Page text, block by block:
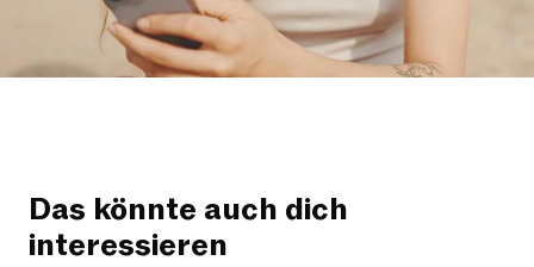
Das könnte auch dich
interessieren